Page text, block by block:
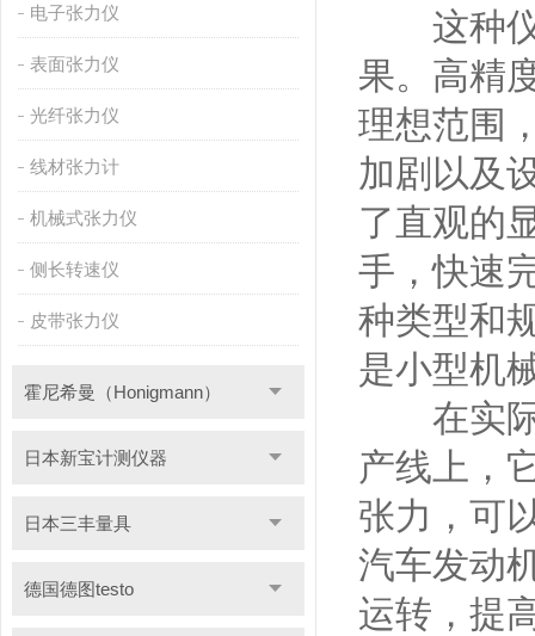
电子张力仪
表面张力仪
光纤张力仪
线材张力计
机械式张力仪
侧长转速仪
皮带张力仪
霍尼希曼（Honigmann）
日本新宝计测仪器
日本三丰量具
德国德图testo
这种仪
果。高精
理想范围
加剧以及
了直观的
手，快速
种类型和
是小型机
在实际
产线上，
张力，可
汽车发动
运转，提